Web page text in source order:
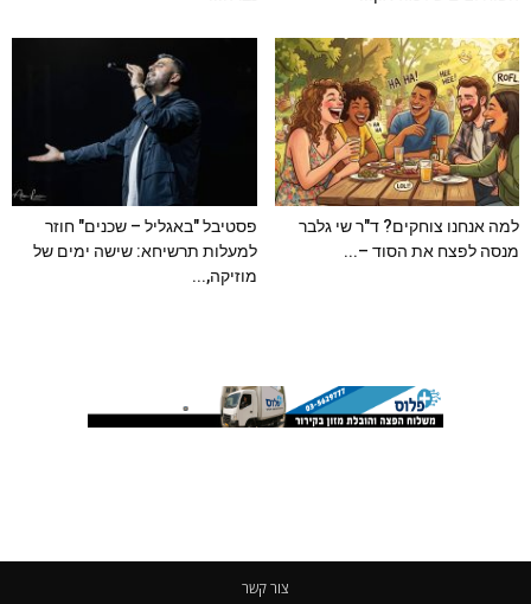
למה אנחנו צוחקים? ד"ר שי גלבר
מנסה לפצח את הסוד –...
פסטיבל "באגליל – שכנים" חוזר
למעלות תרשיחא: שישה ימים של
מוזיקה,...
צור קשר